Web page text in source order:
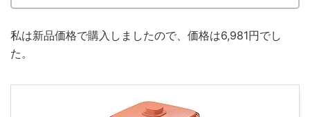
私は新品価格で購入しましたので、価格は6,981円でし
た。